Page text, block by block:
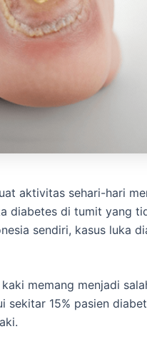
aktivitas sehari-hari
diabetes di tumit yang
sendiri, kasus luka
memang menjadi
sekitar 15% pasien